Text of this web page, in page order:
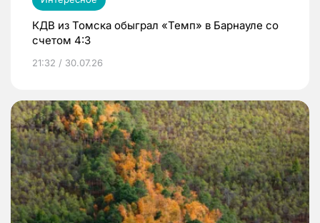
КДВ из Томска обыграл «Темп» в Барнауле со
счетом 4:3
21:32 / 30.07.26